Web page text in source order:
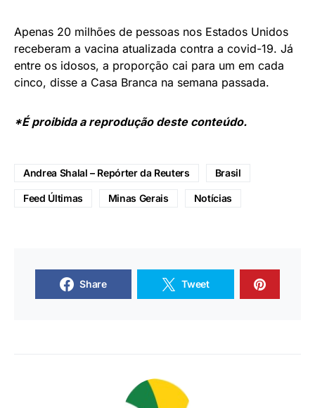
Apenas 20 milhões de pessoas nos Estados Unidos
receberam a vacina atualizada contra a covid-19. Já
entre os idosos, a proporção cai para um em cada
cinco, disse a Casa Branca na semana passada.
*É proibida a reprodução deste conteúdo.
Andrea Shalal – Repórter da Reuters Brasil
Feed Últimas Minas Gerais Notícias
Share Tweet